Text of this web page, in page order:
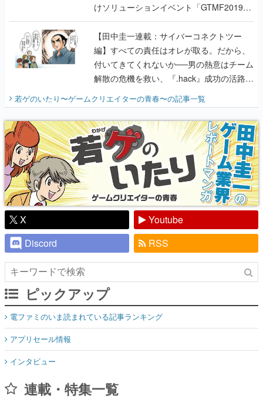
けソリューションイベント「GTMF2019」
に行って、より理解を深めよう【PR】
【田中圭一連載：サイバーコネクトツー
編】すべての責任はオレが取る。だから、
付いてきてくれないか──男の熱意はチーム
解散の危機を救い、『.hack』成功の活路を
『少年ジャンプ』色だった【若ゲのいた
り】
若ゲのいたり〜ゲームクリエイターの青春〜の記事一覧
X
Youtube
Discord
RSS
ピックアップ
電ファミのいま読まれている記事ランキング
アプリセール情報
インタビュー
連載・特集一覧